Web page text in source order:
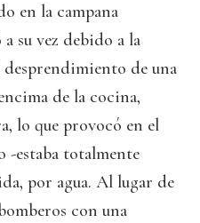
en la campana
su vez debido a la
de una
de la cocina,
lo que provocó en el
-estaba totalmente
por agua. Al lugar de
con una